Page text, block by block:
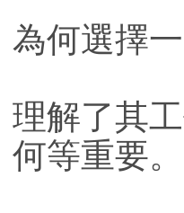
為何選擇
理解了其
何等重要